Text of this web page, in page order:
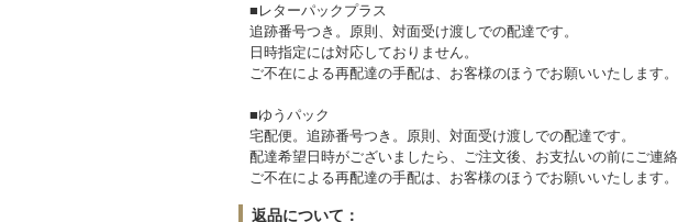
■レターパックプラス
追跡番号つき。原則、対面受け渡しでの配達です。
日時指定には対応しておりません。
ご不在による再配達の手配は、お客様のほうでお願いいたします。
■ゆうパック
宅配便。追跡番号つき。原則、対面受け渡しでの配達です。
配達希望日時がございましたら、ご注文後、お支払いの前にご連
ご不在による再配達の手配は、お客様のほうでお願いいたします。
返品について：